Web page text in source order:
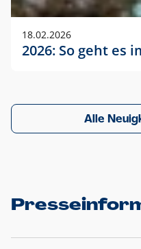
18.02.2026
2026: So geht es
Alle